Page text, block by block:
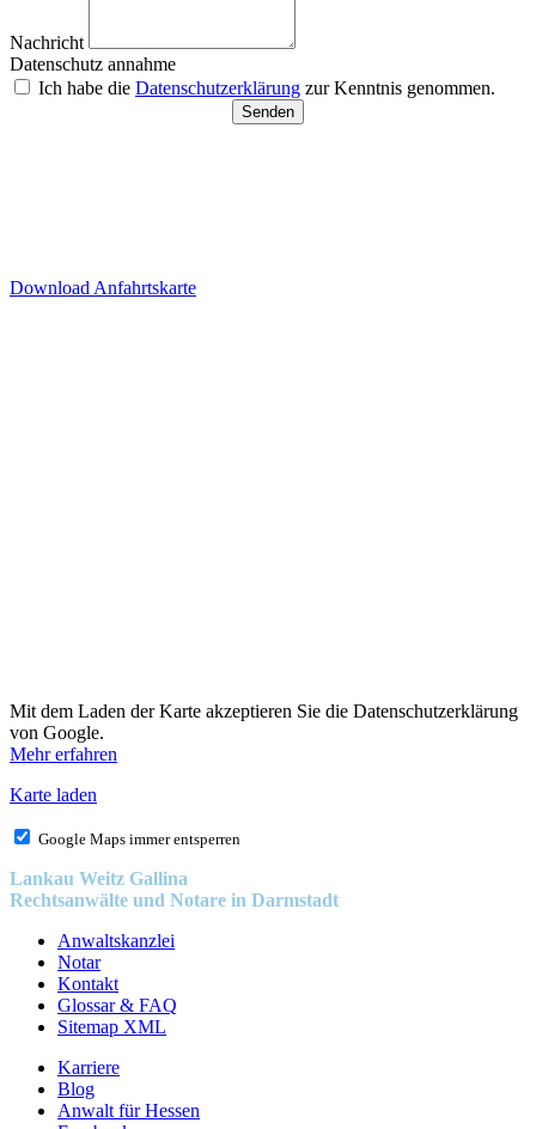
Nachricht
Datenschutz annahme
Ich habe die Datenschutzerklärung zur Kenntnis genommen.
Senden
Download Anfahrtskarte
Mit dem Laden der Karte akzeptieren Sie die Datenschutzerklärung
von Google.
Mehr erfahren
Karte laden
Google Maps immer entsperren
Lankau Weitz Gallina
Rechtsanwälte und Notare in Darmstadt
Anwaltskanzlei
Notar
Kontakt
Glossar & FAQ
Sitemap XML
Karriere
Blog
Anwalt für Hessen